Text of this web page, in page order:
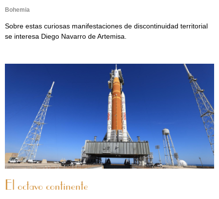
Bohemia
Sobre estas curiosas manifestaciones de discontinuidad territorial
se interesa Diego Navarro de Artemisa.
El octavo continente